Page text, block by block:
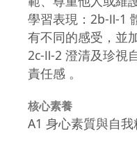
學習表現：2b-Ⅱ-1
有不同的感受，並
2c-Ⅱ-2 澄清及珍視
責任感 。
核心素養
A1 身心素質與自我